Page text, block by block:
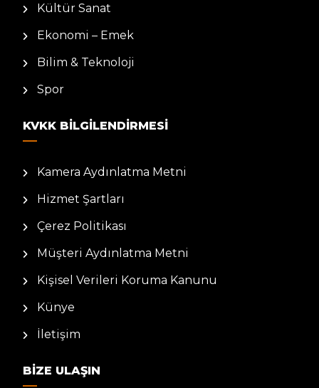
Kültür Sanat
Ekonomi – Emek
Bilim & Teknoloji
Spor
KVKK BILGILENDIRMESI
Kamera Aydınlatma Metni
Hizmet Şartları
Çerez Politikası
Müşteri Aydınlatma Metni
Kişisel Verileri Koruma Kanunu
Künye
İletişim
BIZE ULAŞIN